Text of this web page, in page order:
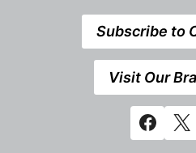
Subscribe to
Visit Our